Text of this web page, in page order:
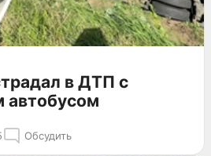
в ДТП с
автобусом
Обсудить